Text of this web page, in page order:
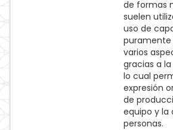
de formas
suelen
uso de
puramente
varios
gracias a
lo cual
expresión
de
equipo y la
personas.